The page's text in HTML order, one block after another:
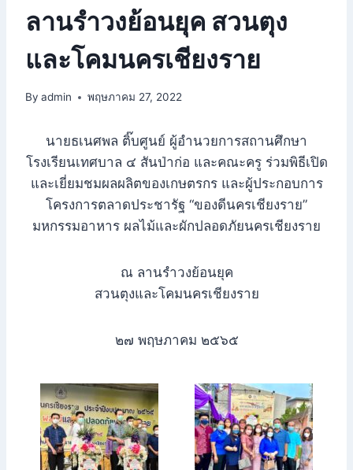
ลานรำวงย้อนยุค สวนตุง
และโคมนครเชียงราย
By admin พฤษภาคม 27, 2022
นายธเนศพล ติ๊บศูนย์ ผู้อำนวยการสถานศึกษา
โรงเรียนเทศบาล ๔ สันป่าก่อ และคณะครู ร่วมพิธีเปิด
และเยี่ยมชมผลผลิตของเกษตรกร และผู้ประกอบการ
โครงการตลาดประชารัฐ “ของดีนครเชียงราย”
มหกรรมอาหาร ผลไม้และผักปลอดภัยนครเชียงราย
ณ ลานรำวงย้อนยุค
สวนตุงและโคมนครเชียงราย
๒๗ พฤษภาคม ๒๕๖๕